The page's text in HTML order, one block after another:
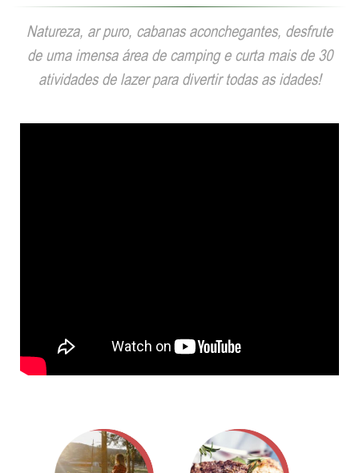
Diversão
Natureza, ar puro, cabanas aconchegantes, desfrute